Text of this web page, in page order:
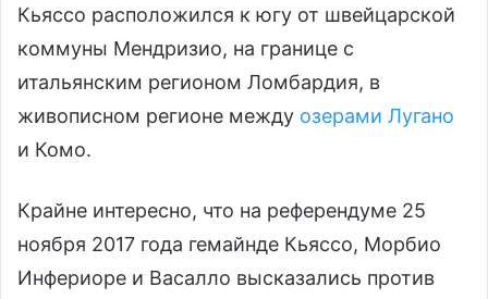
Кьяссо расположился к югу от швейцарской
коммуны Мендризио, на границе с
итальянским регионом Ломбардия, в
живописном регионе между озерами Лугано
и Комо.
Крайне интересно, что на референдуме 25
ноября 2017 года гемайнде Кьяссо, Морбио
Инфериоре и Васалло высказались против